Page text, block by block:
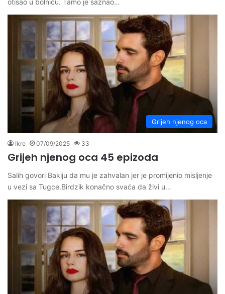
Grijeh njenog oca
Ikre 07/09/2025 33
Grijeh njenog oca 45 epizoda
Salih govori Bakiju da mu je zahvalan jer je promijenio misljenje
u vezi sa Tugce.Birdzik konačno svaća da živi u…